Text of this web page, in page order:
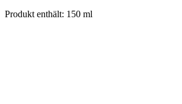
Produkt enthält: 150 ml